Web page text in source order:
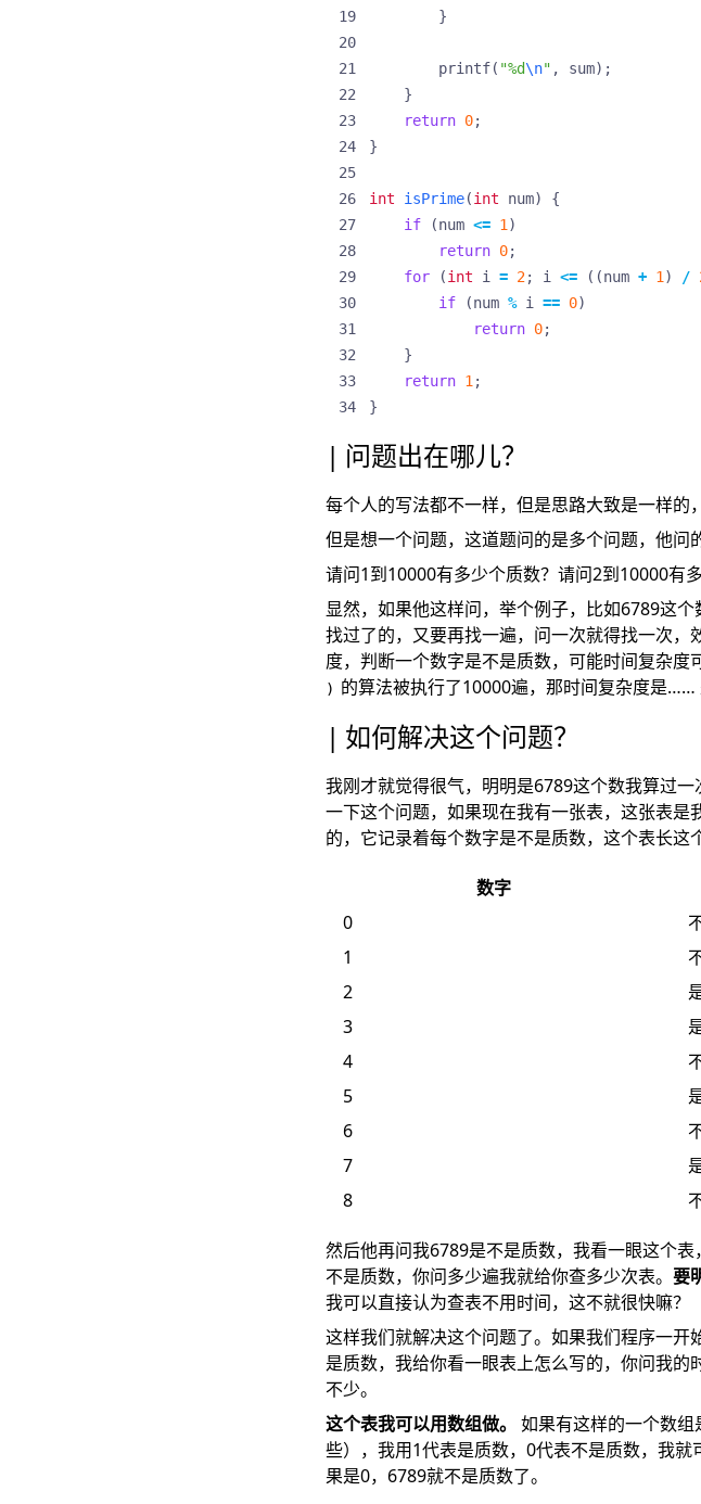
}
printf( "%d\n" , sum);
}
return 0;
}
int isPrime(int num)
{
if
(num <= 1 )
return 0;
for
(int i = 2; i <= ((num + 1 ) /
if
(num % i == 0)
return 0;
}
return 1 ;
}
问题出在哪儿？
每个人的写法都不一样，但是思路大致是一样的
但是想一个问题，这道题问的是多个问题，他问
请问1到10000有多少个质数？请问2到10000有
显然，如果他这样问，举个例子，比如6789这
找过了的，又要再找一遍，问一次就得找一次
度，判断一个数字是不是质数，可能时间复杂度
) 的算法被执行了10000遍，那时间复杂度是……
如何解决这个问题？
我刚才就觉得很气，明明是6789这个数我算过
一下这个问题，如果现在我有一张表，这张表
的，它记录着每个数字是不是质数，这个表长这
数字
0
1
2
3
4
5
6
7
8
然后他再问我6789是不是质数，我看一眼这个
不是质数，你问多少遍我就给你查多少次表。要
我可以直接认为查表不用时间，这不就很快嘛？
这样我们就解决这个问题了。如果我们程序一开
是质数，我给你看一眼表上怎么写的，你问我
不少。
这个表我可以用数组做。 如果有这样的一个数
些），我用1代表是质数，0代表不是质数，我
果是0，6789就不是质数了。